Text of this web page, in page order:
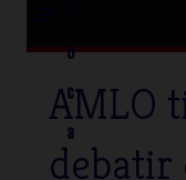
o
c
a
AMLO
debatir